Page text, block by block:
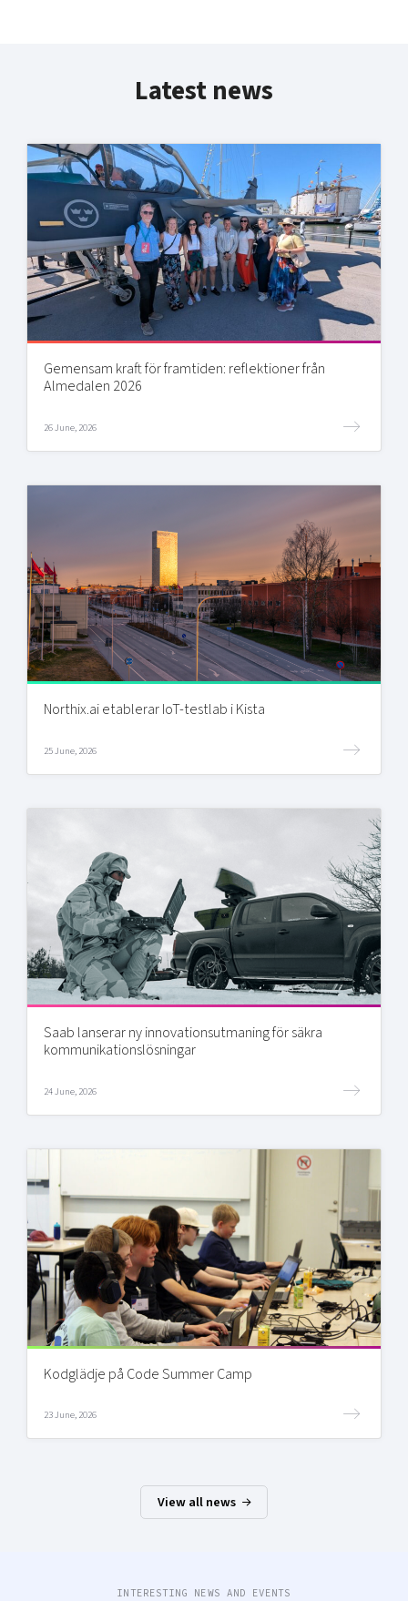
Latest news
Gemensam kraft för framtiden: reflektioner från
Almedalen 2026
26 June, 2026
Northix.ai etablerar IoT-testlab i Kista
25 June, 2026
Saab lanserar ny innovationsutmaning för säkra
kommunikationslösningar
24 June, 2026
Kodglädje på Code Summer Camp
23 June, 2026
View all news
INTERESTING NEWS AND EVENTS